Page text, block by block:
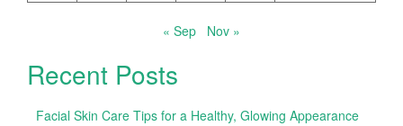
« Sep Nov »
Recent Posts
Facial Skin Care Tips for a Healthy, Glowing Appearance